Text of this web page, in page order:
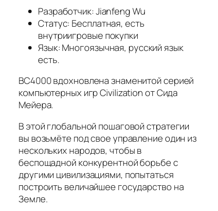
Разработчик: Jianfeng Wu
Статус: Бесплатная, есть
внутриигровые покупки
Язык: Многоязычная, русский язык
есть.
BC4000 вдохновлена знаменитой серией
компьютерных игр Civilization от Сида
Мейера.
В этой глобальной пошаговой стратегии
вы возьмёте под свое управление один из
нескольких народов, чтобы в
беспощадной конкурентной борьбе с
другими цивилизациями, попытаться
построить величайшее государство на
Земле.